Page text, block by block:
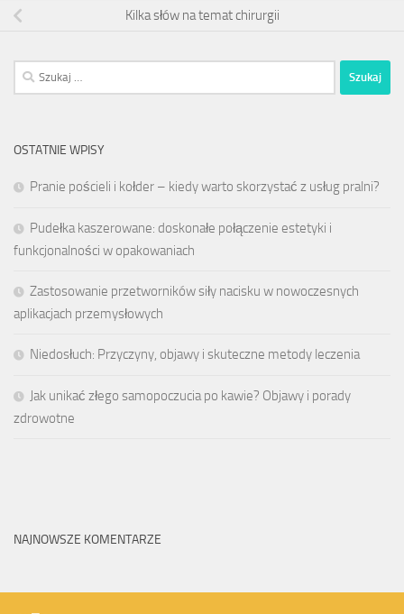
Kilka słów na temat chirurgii
Szukaj:
OSTATNIE WPISY
Pranie pościeli i kołder – kiedy warto skorzystać z usług pralni?
Pudełka kaszerowane: doskonałe połączenie estetyki i
funkcjonalności w opakowaniach
Zastosowanie przetworników siły nacisku w nowoczesnych
aplikacjach przemysłowych
Niedosłuch: Przyczyny, objawy i skuteczne metody leczenia
Jak unikać złego samopoczucia po kawie? Objawy i porady
zdrowotne
NAJNOWSZE KOMENTARZE